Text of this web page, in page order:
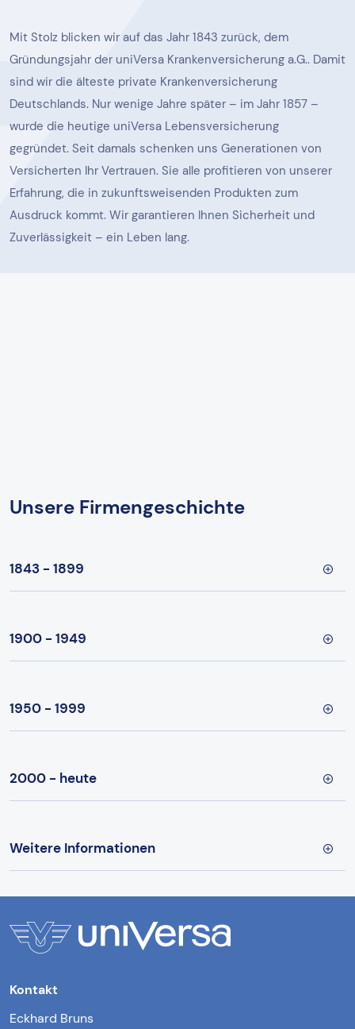
Mit Stolz blicken wir auf das Jahr 1843 zurück, dem
Gründungsjahr der uniVersa Krankenversicherung a.G.. Damit
sind wir die älteste private Krankenversicherung
Deutschlands. Nur wenige Jahre später – im Jahr 1857 –
wurde die heutige uniVersa Lebensversicherung
gegründet. Seit damals schenken uns Generationen von
Versicherten Ihr Vertrauen. Sie alle profitieren von unserer
Erfahrung, die in zukunftsweisenden Produkten zum
Ausdruck kommt. Wir garantieren Ihnen Sicherheit und
Zuverlässigkeit – ein Leben lang.
Unsere Firmengeschichte
1843 - 1899
1900 - 1949
1950 - 1999
2000 - heute
Weitere Informationen
Kontakt
Eckhard Bruns